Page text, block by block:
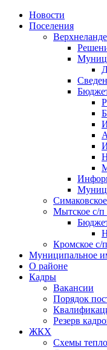
Skip
Новости
Поселения
Мытское с/п
Кромское с/
Муниципальное
О районе
Кадры
Вакансии
Порядок
Резерв
ЖКХ
Схемы